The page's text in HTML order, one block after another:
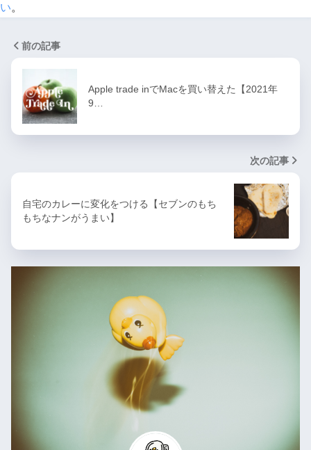
い。
前の記事
Apple trade inでMacを買い替えた【2021年
9…
次の記事
自宅のカレーに変化をつける【セブンのもち
もちなナンがうまい】